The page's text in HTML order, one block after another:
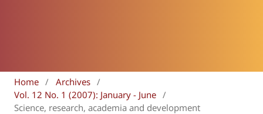
Home / Archives /
Vol. 12 No. 1 (2007): January - June /
Science, research, academia and development